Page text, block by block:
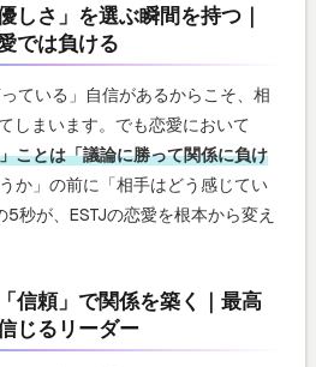
しさ」を選ぶ瞬間を持つ｜
では負ける
ている」自信があるからこそ、相
しまいます。でも恋愛において
ことは「議論に勝って関係に負け
か」の前に「相手はどう感じてい
秒が、ESTJの恋愛を根本から変え
信頼」で関係を築く｜最高
じるリーダー